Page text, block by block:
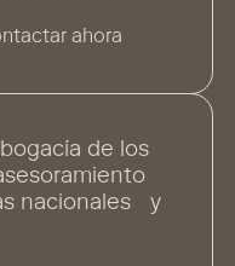
ahora
de los
nacionales y